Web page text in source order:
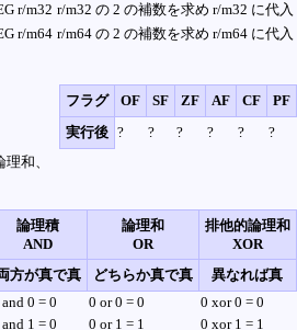
r/m32 r/m32 の 2 の補数を求め r/m32 に代入
r/m64 r/m64 の 2 の補数を求め r/m64 に代入
フラグ OF SF ZF AF CF
PF
実行後 ? ? ? ? ?
?
和、
論理積
AND
論理和
OR
排他的論理和
XOR
方が真で真
どちらか真で真
異なれば真
0 = 0
0 or 0 = 0
0 xor 0 = 0
1 = 0
0 or 1 = 1
0 xor 1 = 1